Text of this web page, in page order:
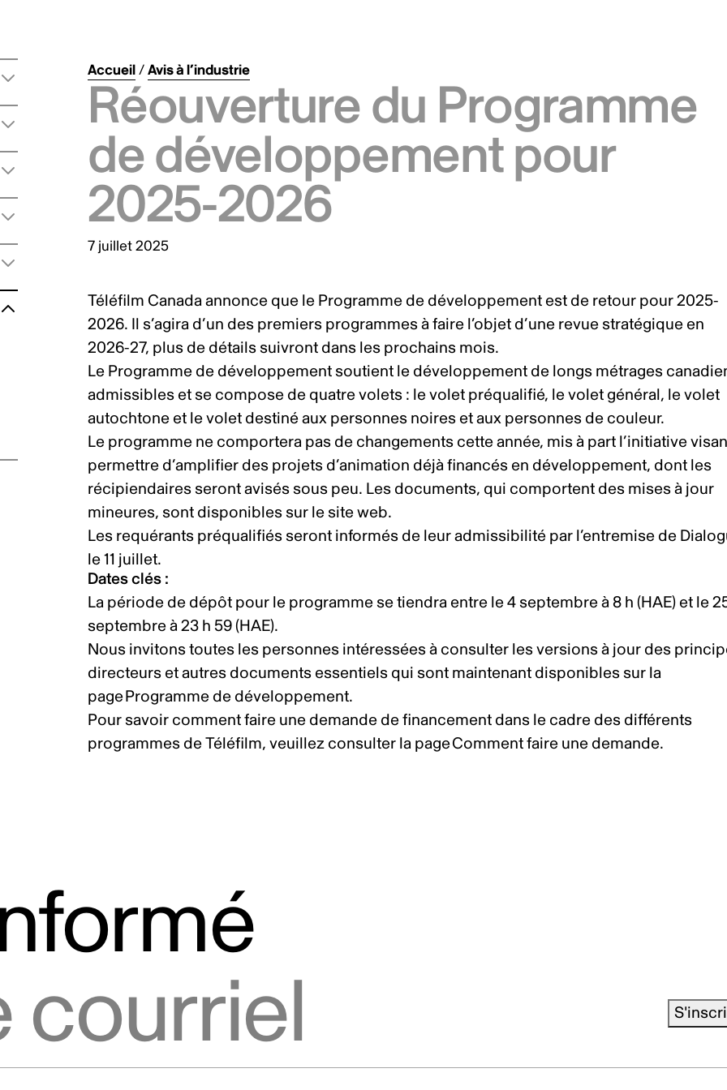
Accueil/Avis à l’industrie
Réouverture du Programme
de développement pour
2025-2026
7 juillet 2025
Téléfilm Canada annonce que le Programme de développement est de retour pour 2025-
2026. Il s’agira d’un des premiers programmes à faire l’objet d’une revue stratégique en
2026-27, plus de détails suivront dans les prochains mois.
Le Programme de développementsoutient le développement de longs métrages
admissibles et se compose de quatre volets : le volet préqualifié, le volet général, le volet
autochtone et le volet destiné aux personnes noires et aux personnes de couleur.
Le programme ne comportera pas de changements cette année, mis à part l’initiative
permettre d’amplifier des projets d’animation déjà financés en développement, dont les
récipiendaires seront avisés sous peu. Les documents, qui comportent des mises à jour
mineures, sont disponibles sur lesite web.
Les requérants préqualifiés seront informés de leur admissibilité par l’entremise de
le 11 juillet.
Dates clés :
La période de dépôt pour le programme se tiendra entre le 4 septembre à 8 h (HAE) et le
septembre à 23 h 59 (HAE).
Nous invitons toutes les personnes intéressées à consulter les versions à jour des
directeurs et autres documents essentiels qui sont maintenant disponibles sur la
pageProgramme de développement.
Pour savoir comment faire une demande de financement dans le cadre des différents
programmes de Téléfilm, veuillez consulter la pageComment faire une demande.